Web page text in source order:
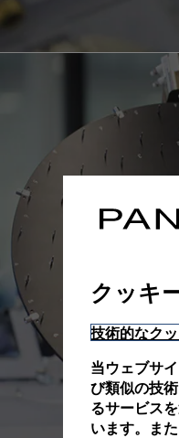
クッキ
技術的なク
当ウェブサ
び類似の技
るサービス
います。ま